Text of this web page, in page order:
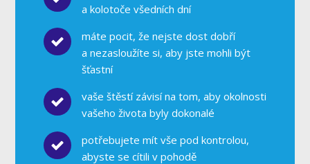
a kolotoče všedních dní
máte pocit, že nejste dost dobří
a nezasloužíte si, aby jste mohli být
šťastní
vaše štěstí závisí na tom, aby okolnosti
vašeho života byly dokonalé
potřebujete mít vše pod kontrolou,
abyste se cítili v pohodě